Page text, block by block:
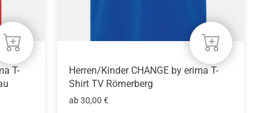
T-
Herren/Kinder CHANGE by erima T-
Shirt TV Römerberg
ab30,00€